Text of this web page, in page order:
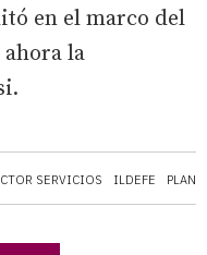
SERVICIOS ILDEFE PLAN
en el marco del
la